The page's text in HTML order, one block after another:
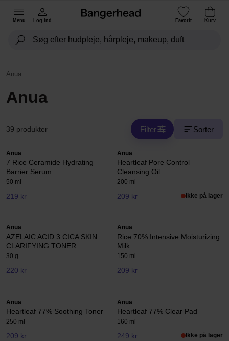
Menu Log ind Favorit Kurv
Anua
Anua
39 produkter Filter Sorter
Anua
7 Rice Ceramide Hydrating
Barrier Serum
50 ml
219 kr
Anua
Heartleaf Pore Control
Cleansing Oil
200 ml
209 kr Ikke på lager
Anua
AZELAIC ACID 3 CICA SKIN
CLARIFYING TONER
30 g
220 kr
Anua
Rice 70% Intensive Moisturizing
Milk
150 ml
209 kr
Anua
Heartleaf 77% Soothing Toner
250 ml
209 kr
Anua
Heartleaf 77% Clear Pad
160 ml
249 kr Ikke på lager